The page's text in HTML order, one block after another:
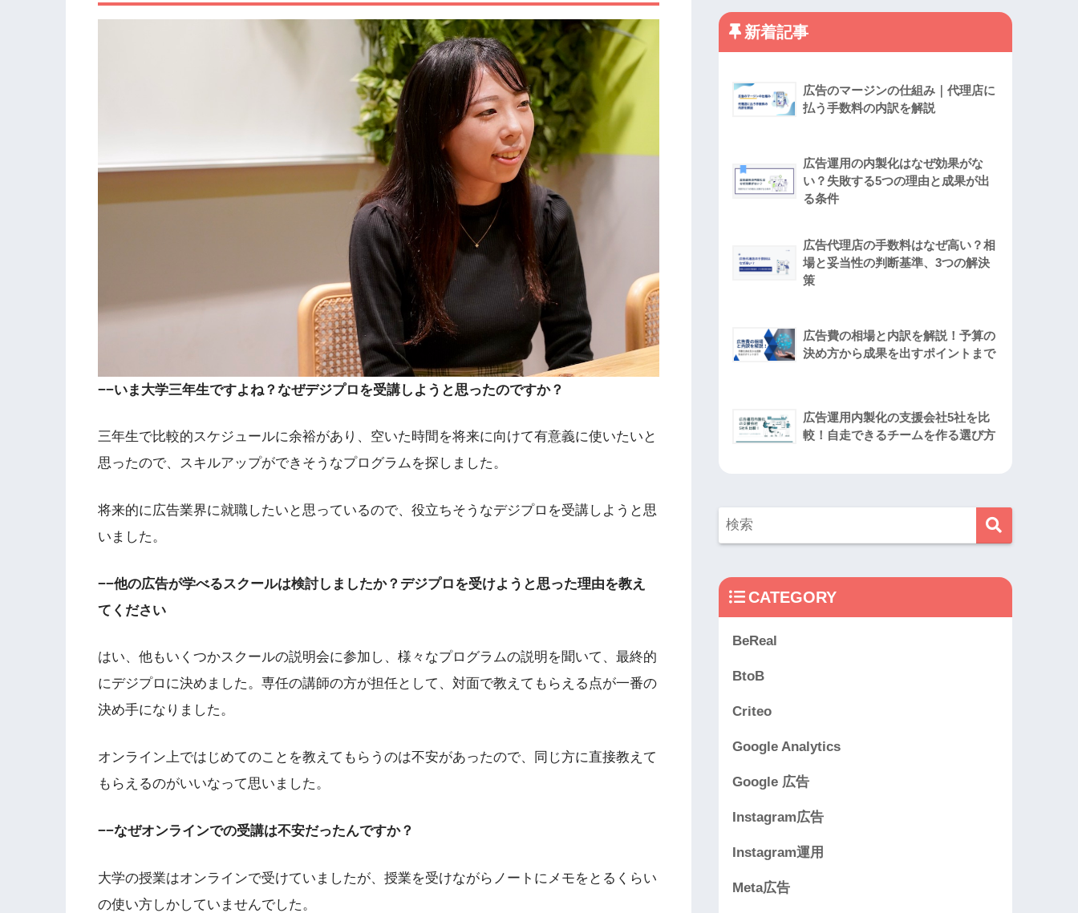
−−いま大学三年生ですよね？なぜデジプロを受講しようと思ったのですか？
三年生で比較的スケジュールに余裕があり、空いた時間を将来に向けて有意義に使いたいと
思ったので、スキルアップができそうなプログラムを探しました。
将来的に広告業界に就職したいと思っているので、役立ちそうなデジプロを受講しようと思
いました。
−−他の広告が学べるスクールは検討しましたか？デジプロを受けようと思った理由を教え
てください
はい、他もいくつかスクールの説明会に参加し、様々なプログラムの説明を聞いて、最終的
にデジプロに決めました。専任の講師の方が担任として、対面で教えてもらえる点が一番の
決め手になりました。
オンライン上ではじめてのことを教えてもらうのは不安があったので、同じ方に直接教えて
もらえるのがいいなって思いました。
−−なぜオンラインでの受講は不安だったんですか？
大学の授業はオンラインで受けていましたが、授業を受けながらノートにメモをとるくらい
の使い方しかしていませんでした。
新着記事
広告のマージンの仕組み｜代理店に
払う手数料の内訳を解説
広告運用の内製化はなぜ効果がな
い？失敗する5つの理由と成果が出
る条件
広告代理店の手数料はなぜ高い？相
場と妥当性の判断基準、3つの解決
策
広告費の相場と内訳を解説！予算の
決め方から成果を出すポイントまで
広告運用内製化の支援会社5社を比
較！自走できるチームを作る選び方
CATEGORY
BeReal
BtoB
Criteo
Google Analytics
Google 広告
Instagram広告
Instagram運用
Meta広告